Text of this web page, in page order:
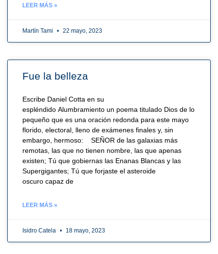
LEER MÁS »
Martín Tami 22 mayo, 2023
Fue la belleza
Escribe Daniel Cotta en su
espléndido Alumbramiento un poema titulado Dios de lo
pequeño que es una oración redonda para este mayo
florido, electoral, lleno de exámenes finales y, sin
embargo, hermoso: SEÑOR de las galaxias más
remotas, las que no tienen nombre, las que apenas
existen; Tú que gobiernas las Enanas Blancas y las
Supergigantes; Tú que forjaste el asteroide
oscuro capaz de
LEER MÁS »
Isidro Catela 18 mayo, 2023